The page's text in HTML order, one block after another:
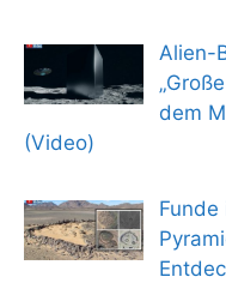
Alien-
dem
(Video)
Funde